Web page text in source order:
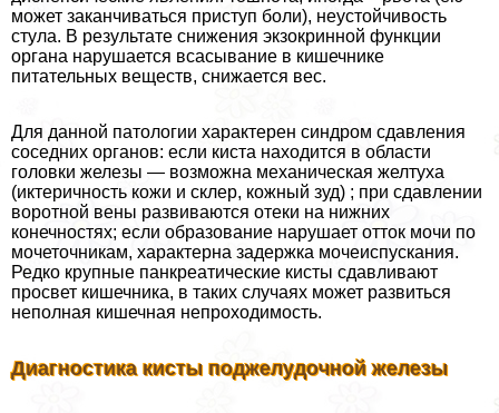
может заканчиваться приступ боли), неустойчивость
стула. В результате снижения экзокринной функции
органа нарушается всасывание в кишечнике
питательных веществ, снижается вес.
Для данной патологии хаpaктерен синдром сдавления
соседних органов: если киста находится в области
головки железы — возможна механическая желтуха
(иктеричность кожи и склер, кожный зуд) ; при сдавлении
воротной вены развиваются отеки на нижних
конечностях; если образование нарушает отток мочи по
мочеточникам, хаpaктерна задержка мочеиспускания.
Редко крупные панкреатические кисты сдавливают
просвет кишечника, в таких случаях может развиться
неполная кишечная непроходимость.
Диагностика кисты поджелудочной железы